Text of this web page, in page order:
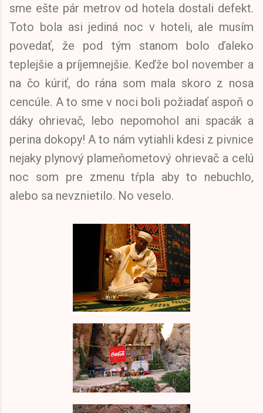
sme ešte pár metrov od hotela dostali defekt.
Toto bola asi jediná noc v hoteli, ale musím
povedať, že pod tým stanom bolo ďaleko
teplejšie a príjemnejšie. Keďže bol november a
na čo kúriť, do rána som mala skoro z nosa
cencúle. A to sme v noci boli požiadať aspoň o
dáky ohrievač, lebo nepomohol ani spacák a
perina dokopy! A to nám vytiahli kdesi z pivnice
nejaky plynový plameňometový ohrievač a celú
noc som pre zmenu tŕpla aby to nebuchlo,
alebo sa nevznietilo. No veselo.